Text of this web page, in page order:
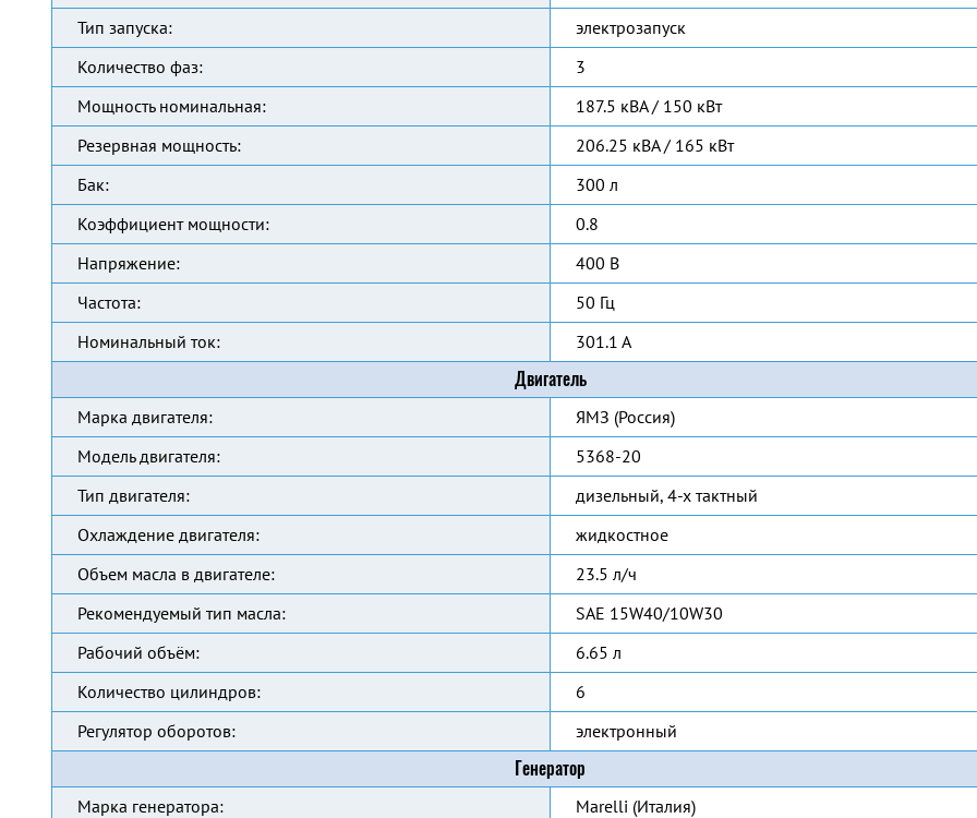
Тип запуска:
электрозапуск
Количество фаз:
3
Мощность номинальная:
187.5 кВА / 150 кВт
Резервная мощность:
206.25 кВА / 165 кВт
Бак:
300 л
Коэффициент мощности:
0.8
Напряжение:
400 В
Частота:
50 Гц
Номинальный ток:
301.1 А
Двигатель
Марка двигателя:
ЯМЗ (Россия)
Модель двигателя:
5368-20
Тип двигателя:
дизельный, 4-х тактный
Охлаждение двигателя:
жидкостное
Объем масла в двигателе:
23.5 л/ч
Рекомендуемый тип масла:
SAE 15W40/10W30
Рабочий объём:
6.65 л
Количество цилиндров:
6
Регулятор оборотов:
электронный
Генератор
Марка генератора:
Marelli (Италия)